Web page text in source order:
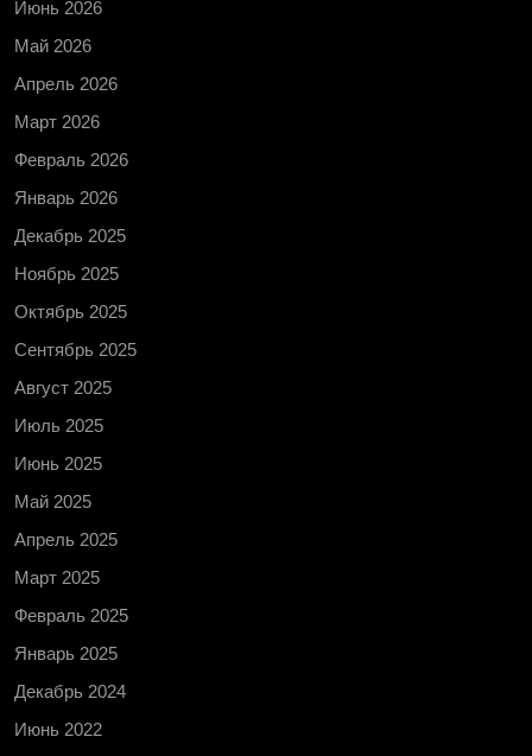
Июнь 2026
Май 2026
Апрель 2026
Март 2026
Февраль 2026
Январь 2026
Декабрь 2025
Ноябрь 2025
Октябрь 2025
Сентябрь 2025
Август 2025
Июль 2025
Июнь 2025
Май 2025
Апрель 2025
Март 2025
Февраль 2025
Январь 2025
Декабрь 2024
Июнь 2022